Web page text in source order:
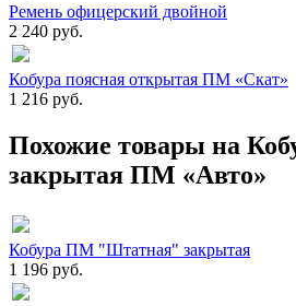
Ремень офицерский двойной
2 240 руб.
Кобура поясная открытая ПМ «Скат»
1 216 руб.
Похожие товары на
закрытая ПМ «Авто»
Кобура ПМ "Штатная" закрытая
1 196 руб.